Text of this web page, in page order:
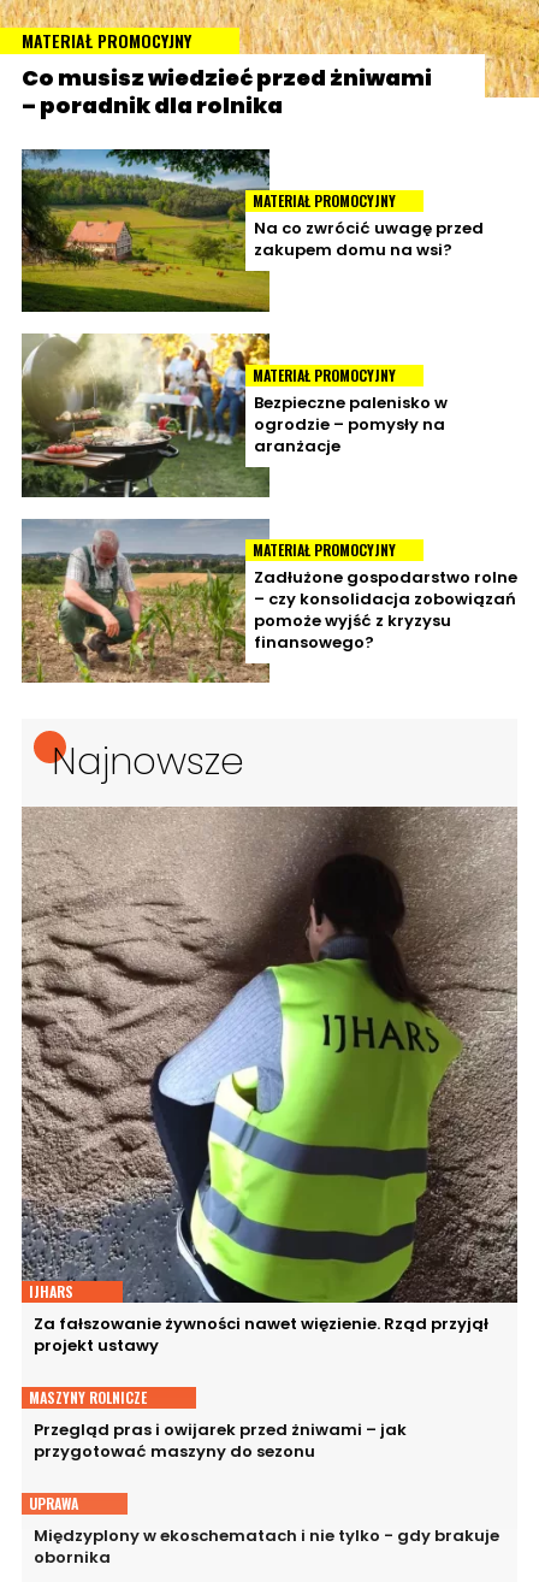
MATERIAŁ PROMOCYJNY
Co musisz wiedzieć przed żniwami
– poradnik dla rolnika
MATERIAŁ PROMOCYJNY
Na co zwrócić uwagę przed
zakupem domu na wsi?
MATERIAŁ PROMOCYJNY
Bezpieczne palenisko w
ogrodzie – pomysły na
aranżacje
MATERIAŁ PROMOCYJNY
Zadłużone gospodarstwo rolne
– czy konsolidacja zobowiązań
pomoże wyjść z kryzysu
finansowego?
Najnowsze
IJHARS
Za fałszowanie żywności nawet więzienie. Rząd przyjął
projekt ustawy
MASZYNY ROLNICZE
Przegląd pras i owijarek przed żniwami – jak
przygotować maszyny do sezonu
UPRAWA
Międzyplony w ekoschematach i nie tylko - gdy brakuje
obornika